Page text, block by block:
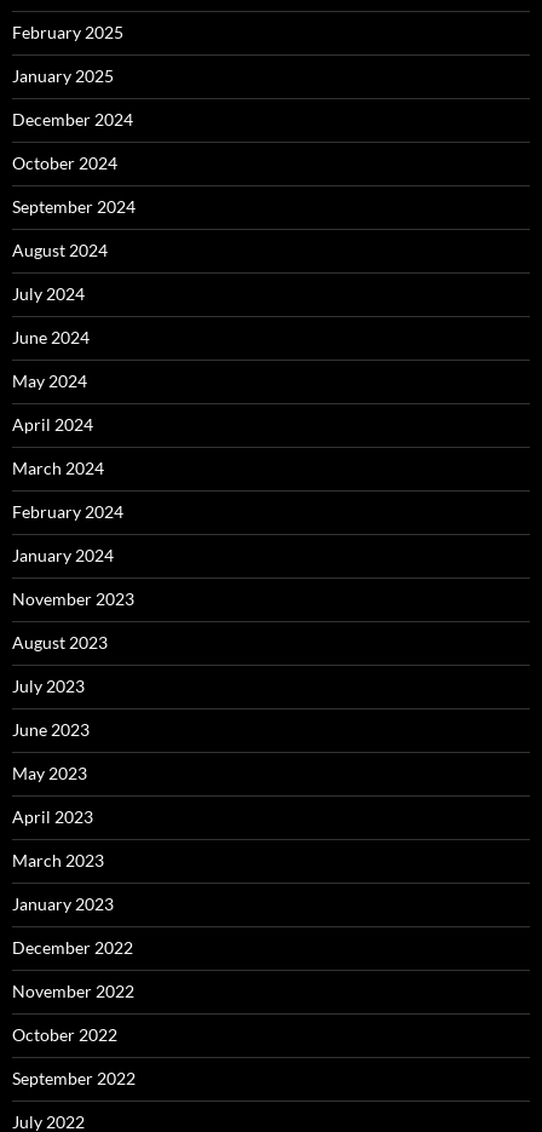
February 2025
January 2025
December 2024
October 2024
September 2024
August 2024
July 2024
June 2024
May 2024
April 2024
March 2024
February 2024
January 2024
November 2023
August 2023
July 2023
June 2023
May 2023
April 2023
March 2023
January 2023
December 2022
November 2022
October 2022
September 2022
July 2022